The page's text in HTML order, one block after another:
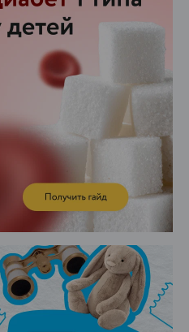
ЭФФЕКТИВНАЯ РЕКЛАМА НА САЙТЕ